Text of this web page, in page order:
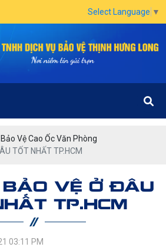
Select Language ▼
Bảo Vệ Cao Ốc Văn Phòng
TỐT NHẤT TP.HCM
BẢO VỆ Ở ĐÂU
TP.HCM
03:11 PM